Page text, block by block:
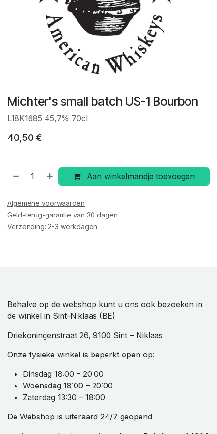
Michter's small batch US-1 Bourbon
L18K1685 45,7% 70cl
40,50 €
Aan winkelmandje toevoegen
Algemene voorwaarden
Geld-terug-garantie van 30 dagen
Verzending: 2-3 werkdagen
Behalve op de webshop kunt u ons ook bezoeken in
de winkel in Sint-Niklaas (BE)
Driekoningenstraat 26, 9100 Sint – Niklaas
Onze fysieke winkel is beperkt open op:
Dinsdag 18:00 – 20:00
Woensdag 18:00 – 20:00
Zaterdag 13:30 – 18:00
De Webshop is uiteraard 24/7 geopend